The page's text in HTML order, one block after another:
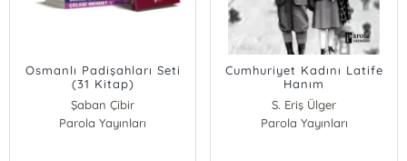
Osmanlı Padişahları Seti
(31 Kitap)
Şaban Çibir
Parola Yayınları
Cumhuriyet Kadını Latife
Hanım
S. Eriş Ülger
Parola Yayınları